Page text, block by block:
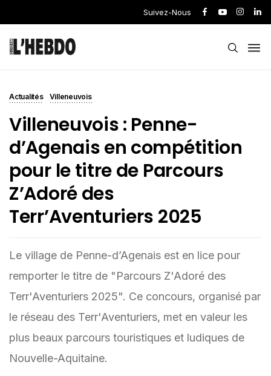
Suivez-Nous
Actualités Villeneuvois
Villeneuvois : Penne-
d’Agenais en compétition
pour le titre de Parcours
Z’Adoré des
Terr’Aventuriers 2025
Le village de Penne-d’Agenais est en lice pour
remporter le titre de "Parcours Z'Adoré des
Terr'Aventuriers 2025". Ce concours, organisé par
le réseau des Terr'Aventuriers, met en valeur les
plus beaux parcours touristiques et ludiques de
Nouvelle-Aquitaine.